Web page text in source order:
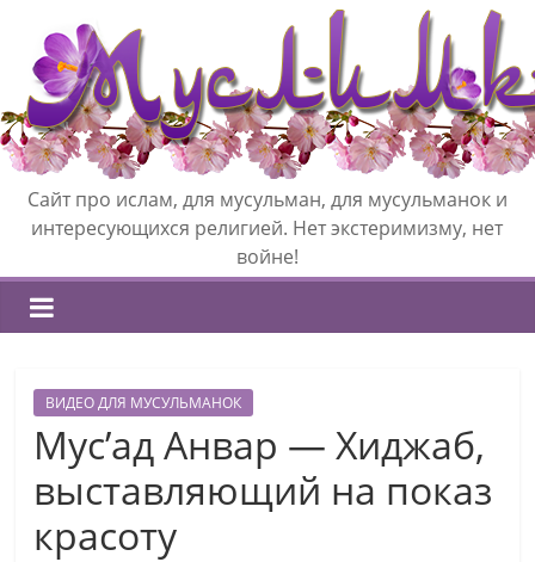
Сайт про ислам, для мусульман, для мусульманок и
интересующихся религией. Нет экстеримизму, нет
войне!
ВИДЕО ДЛЯ МУСУЛЬМАНОК
Мус’ад Анвар — Хиджаб,
выставляющий на показ
красоту